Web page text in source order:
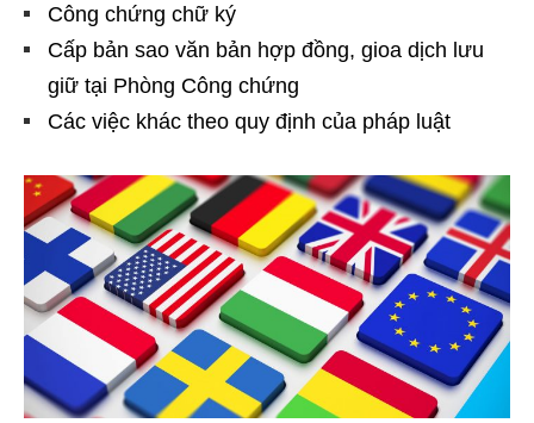
Công chứng chữ ký
Cấp bản sao văn bản hợp đồng, gioa dịch lưu
giữ tại Phòng Công chứng
Các việc khác theo quy định của pháp luật